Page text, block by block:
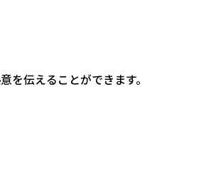
伝えることができます。